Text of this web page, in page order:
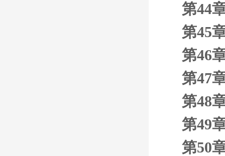
第44
第45
第46
第47
第48
第49
第50